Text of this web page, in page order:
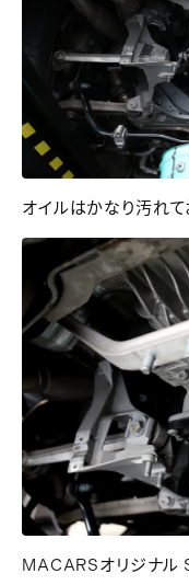
オイルはかなり汚れて
MACARSオリジナル